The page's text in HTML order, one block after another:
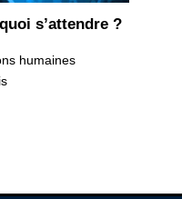
s’attendre ?
humaines